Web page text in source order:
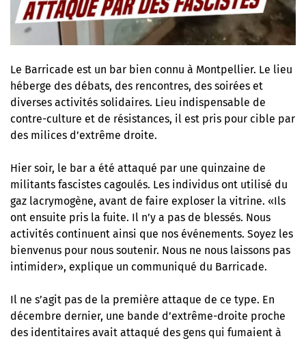
Le Barricade est un bar bien connu à Montpellier. Le lieu
héberge des débats, des rencontres, des soirées et
diverses activités solidaires. Lieu indispensable de
contre-culture et de résistances, il est pris pour cible par
des milices d’extrême droite.
Hier soir, le bar a été attaqué par une quinzaine de
militants fascistes cagoulés. Les individus ont utilisé du
gaz lacrymogène, avant de faire exploser la vitrine. «Ils
ont ensuite pris la fuite. Il n’y a pas de blessés. Nous
activités continuent ainsi que nos événements. Soyez les
bienvenus pour nous soutenir. Nous ne nous laissons pas
intimider», explique un communiqué du Barricade.
Il ne s’agit pas de la première attaque de ce type. En
décembre dernier, une bande d’extrême-droite proche
des identitaires avait attaqué des gens qui fumaient à